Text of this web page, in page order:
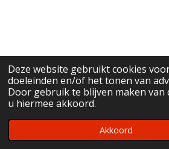
Deze website gebruikt cookies
doeleinden en/of het tonen van
Door gebruik te blijven maken van
u hiermee akkoord.
Akkoord
F
a
c
e
o
I
n
s
t
g